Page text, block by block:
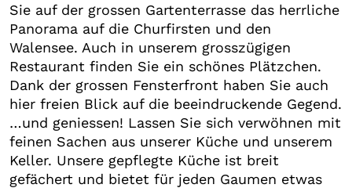
Sie auf der grossen Gartenterrasse das herrliche
Panorama auf die Churfirsten und den
Walensee. Auch in unserem grosszügigen
Restaurant finden Sie ein schönes Plätzchen.
Dank der grossen Fensterfront haben Sie auch
hier freien Blick auf die beeindruckende Gegend.
…und geniessen! Lassen Sie sich verwöhnen mit
feinen Sachen aus unserer Küche und unserem
Keller. Unsere gepflegte Küche ist breit
gefächert und bietet für jeden Gaumen etwas